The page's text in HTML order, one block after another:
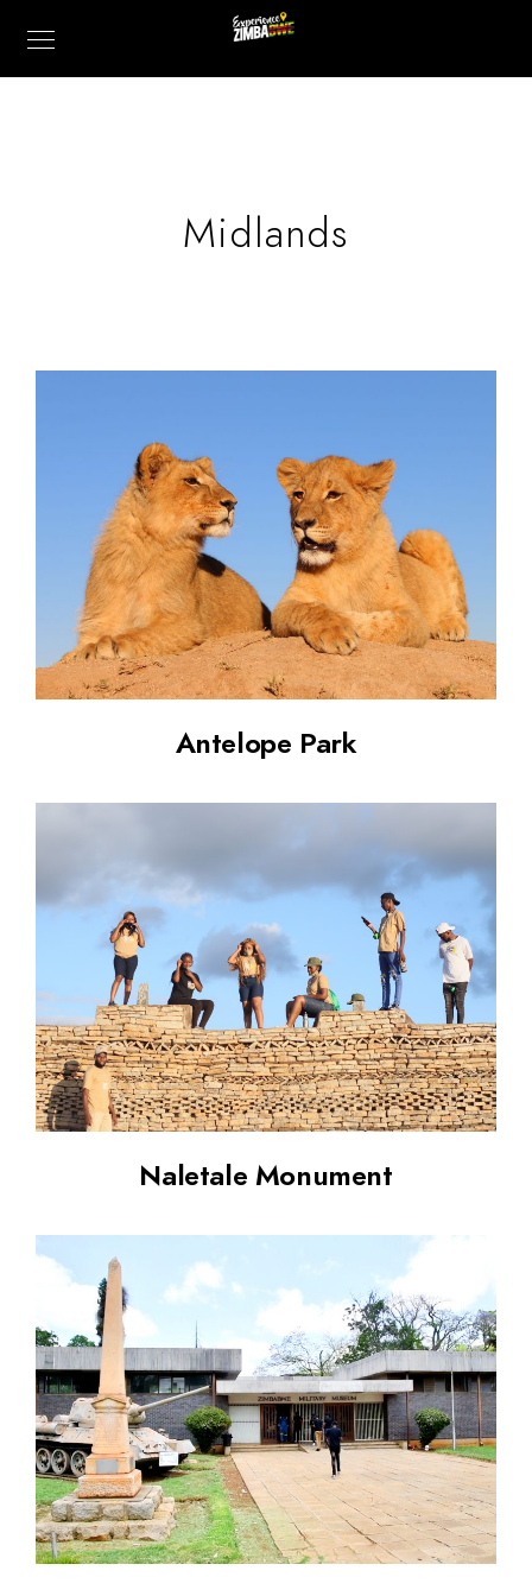
Midlands
Antelope Park
Naletale Monument